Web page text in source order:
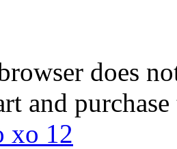
does
and
xo 12